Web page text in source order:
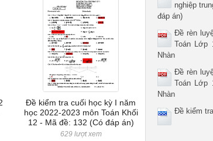
Đề kiểm tra cuối học kỳ I năm
học 2022-2023 môn Toán Khối
12 - Mã đề: 132 (Có đáp án)
629 lượt xem
nghiệp
đáp án)
Đề rèn
Toán Lớp
Nhàn
Đề rèn
Toán Lớp
Nhàn
Đề kiểm